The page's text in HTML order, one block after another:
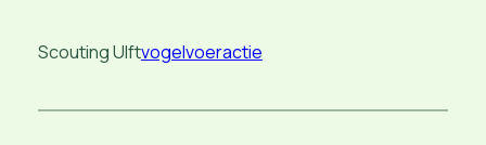
Scouting Ulftvogelvoeractie